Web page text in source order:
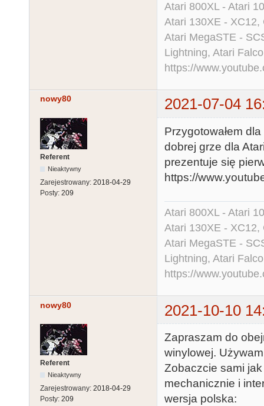
Atari 800XL - Atari
Atari 130XE - XC12,
Atari MegaSTE -
Lightning, Atari
https://
nowy80 2021-07-04
Referent
Nieaktywny
Zarejestrowany: 2018-04-29
Posty: 209
Przygotowałem
dobrej grze dla
prezentuje się
https://
Atari 800XL - Atari
Atari 130XE - XC12,
Atari MegaSTE -
Lightning, Atari
https://
nowy80 2021-10-10
Referent
Nieaktywny
Zarejestrowany: 2018-04-29
Posty: 209
Zapraszam do
winylowej.
Zobaczcie sami
mechanicznie i
wersja polska: